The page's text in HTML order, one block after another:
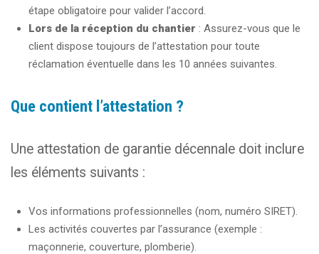
étape obligatoire pour valider l’accord.
Lors de la réception du chantier : Assurez-vous que le
client dispose toujours de l’attestation pour toute
réclamation éventuelle dans les 10 années suivantes.
Que contient l’attestation ?
Une attestation de garantie décennale doit inclure
les éléments suivants :
Vos informations professionnelles (nom, numéro SIRET).
Les activités couvertes par l’assurance (exemple :
maçonnerie, couverture, plomberie).